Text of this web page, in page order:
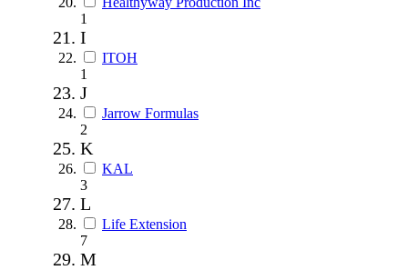
1
I
ITOH
1
J
Jarrow Formulas
2
K
KAL
3
L
Life Extension
7
M